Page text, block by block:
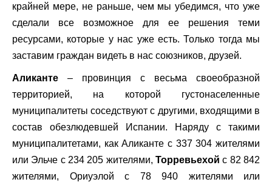
крайней мере, не раньше, чем мы убедимся, что уже
сделали все возможное для ее решения теми
ресурсами, которые у нас уже есть. Только тогда мы
заставим граждан видеть в нас союзников, друзей.
Аликанте – провинция с весьма своеобразной
территорией, на которой густонаселенные
муниципалитеты соседствуют с другими, входящими в
состав обезлюдевшей Испании. Наряду с такими
муниципалитетами, как Аликанте с 337 304 жителями
или Эльче с 234 205 жителями, Торревьехойс 82 842
жителями, Ориуэлой с 78 940 жителями или